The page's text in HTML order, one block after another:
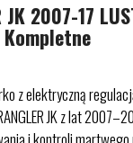
JK 2007-17
Kompletne
z elektryczną
JK z lat